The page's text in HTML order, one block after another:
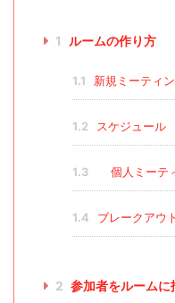
1 ルームの作り方
1.1 新規ミーティ
1.2 スケジュール
1.3 個人ミーテ
1.4 ブレークアウ
2 参加者をルームに